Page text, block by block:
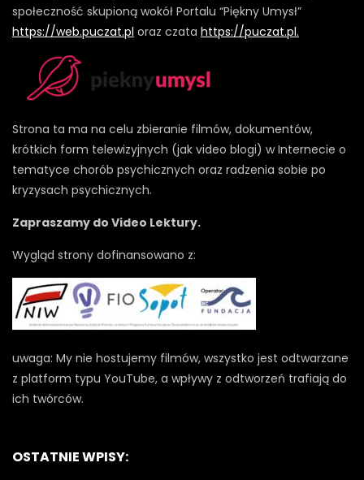
społeczność skupioną wokół Portalu “Piękny Umysł”
https://web.puczat.pl oraz czata https://puczat.pl.
Strona ta ma na celu zbieranie filmów, dokumentów,
krótkich form telewizyjnych (jak video blogi) w Internecie o
tematyce chorób psychicznych oraz radzenia sobie po
kryzysach psychicznych.
Zapraszamy do Video Lektury.
Wygląd strony dofinansowano z:
uwaga: My nie hostujemy filmów, wszystko jest odtwarzane
z platform typu YouTube, a wpływy z odtworzeń trafiają do
ich twórców.
OSTATNIE WPISY: